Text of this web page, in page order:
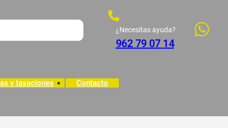
¿Necesitas ayuda?
962 79 07 14
y tasaciones Contacto